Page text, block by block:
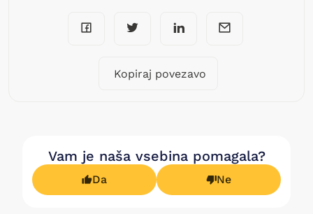
Kopiraj povezavo
Vam je naša vsebina pomagala?
Da Ne